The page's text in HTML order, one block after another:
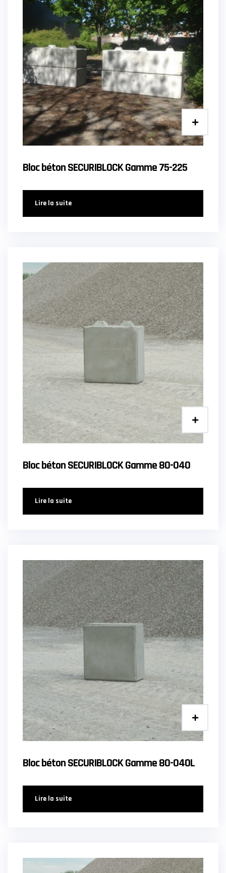
Bloc béton SECURIBLOCK Gamme 75-225
Lire la suite
Bloc béton SECURIBLOCK Gamme 80-040
Lire la suite
Bloc béton SECURIBLOCK Gamme 80-040L
Lire la suite